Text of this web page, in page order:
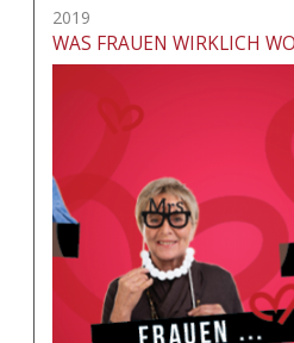
2019
WAS FRAUEN WIRKLICH